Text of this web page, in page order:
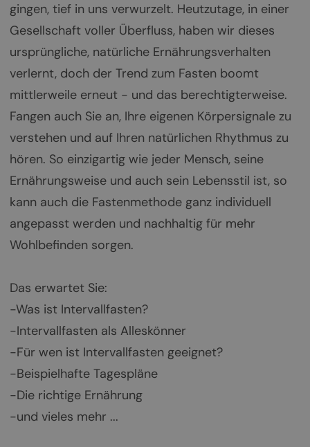
gingen, tief in uns verwurzelt. Heutzutage, in einer
Gesellschaft voller Überfluss, haben wir dieses
ursprüngliche, natürliche Ernährungsverhalten
verlernt, doch der Trend zum Fasten boomt
mittlerweile erneut - und das berechtigterweise.
Fangen auch Sie an, Ihre eigenen Körpersignale zu
verstehen und auf Ihren natürlichen Rhythmus zu
hören. So einzigartig wie jeder Mensch, seine
Ernährungsweise und auch sein Lebensstil ist, so
kann auch die Fastenmethode ganz individuell
angepasst werden und nachhaltig für mehr
Wohlbefinden sorgen.
Das erwartet Sie:
-Was ist Intervallfasten?
-Intervallfasten als Alleskönner
-Für wen ist Intervallfasten geeignet?
-Beispielhafte Tagespläne
-Die richtige Ernährung
-und vieles mehr ...